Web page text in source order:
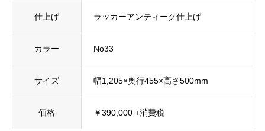
仕上げ ラッカーアンティーク仕上げ
カラー No33
サイズ 幅1,205×奥行455×高さ500mm
価格 ￥390,000 +消費税